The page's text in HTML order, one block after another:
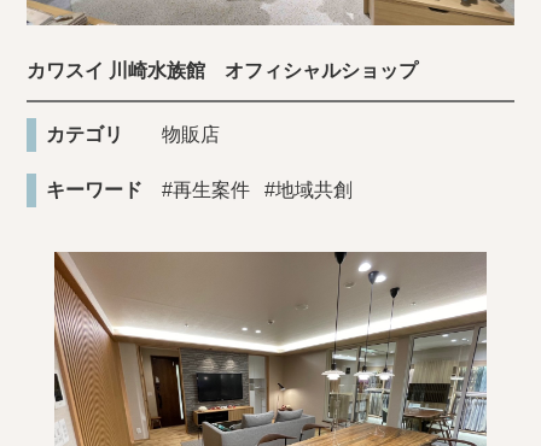
カワスイ 川崎水族館 オフィシャルショップ
カテゴリ 物販店
キーワード #再生案件 #地域共創